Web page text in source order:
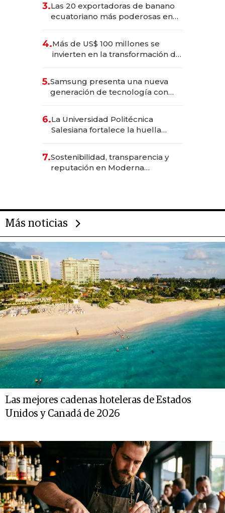
3.Las 20 exportadoras de banano
ecuatoriano más poderosas en
4.Más de US$ 100 millones se
invierten en la transformación de
5.Samsung presenta una nueva
generación de tecnología con
6.La Universidad Politécnica
Salesiana fortalece la huella
7.Sostenibilidad, transparencia y
reputación en Moderna
Más noticias
Las mejores cadenas hoteleras de Estados
Unidos y Canadá de 2026